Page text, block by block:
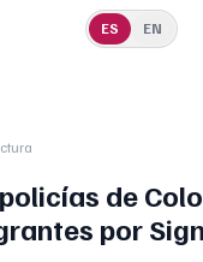
ES EN
de
por